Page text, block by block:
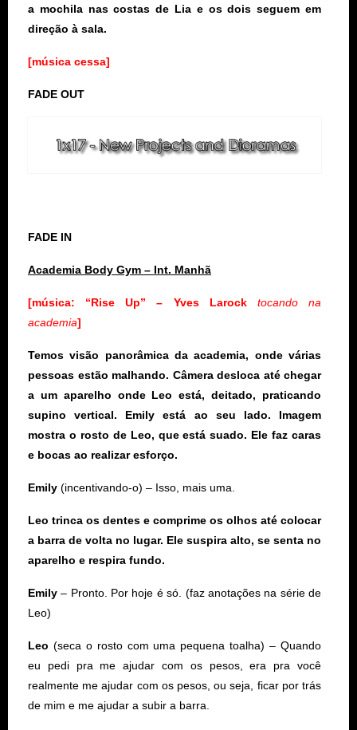
a mochila nas costas de Lia e os dois seguem em
direção à sala.
[música cessa]
FADE OUT
FADE IN
Academia Body Gym – Int. Manhã
[música: “Rise Up” – Yves Larock tocando na
academia]
Temos visão panorâmica da academia, onde várias
pessoas estão malhando. Câmera desloca até chegar
a um aparelho onde Leo está, deitado, praticando
supino vertical. Emily está ao seu lado. Imagem
mostra o rosto de Leo, que está suado. Ele faz caras
e bocas ao realizar esforço.
Emily (incentivando-o) – Isso, mais uma.
Leo trinca os dentes e comprime os olhos até colocar
a barra de volta no lugar. Ele suspira alto, se senta no
aparelho e respira fundo.
Emily – Pronto. Por hoje é só. (faz anotações na série de
Leo)
Leo (seca o rosto com uma pequena toalha) – Quando
eu pedi pra me ajudar com os pesos, era pra você
realmente me ajudar com os pesos, ou seja, ficar por trás
de mim e me ajudar a subir a barra.